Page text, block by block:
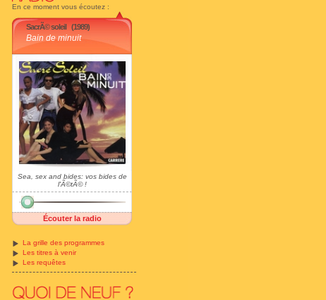
En ce moment vous écoutez :
SacrÃ© soleil (1989)
Bain de minuit
Sea, sex and bides: vos bides de
l'Ã©tÃ© !
Écouter la radio
La grille des programmes
Les titres à venir
Les requêtes